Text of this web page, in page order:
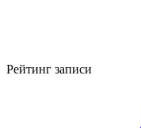
Рейтинг записи